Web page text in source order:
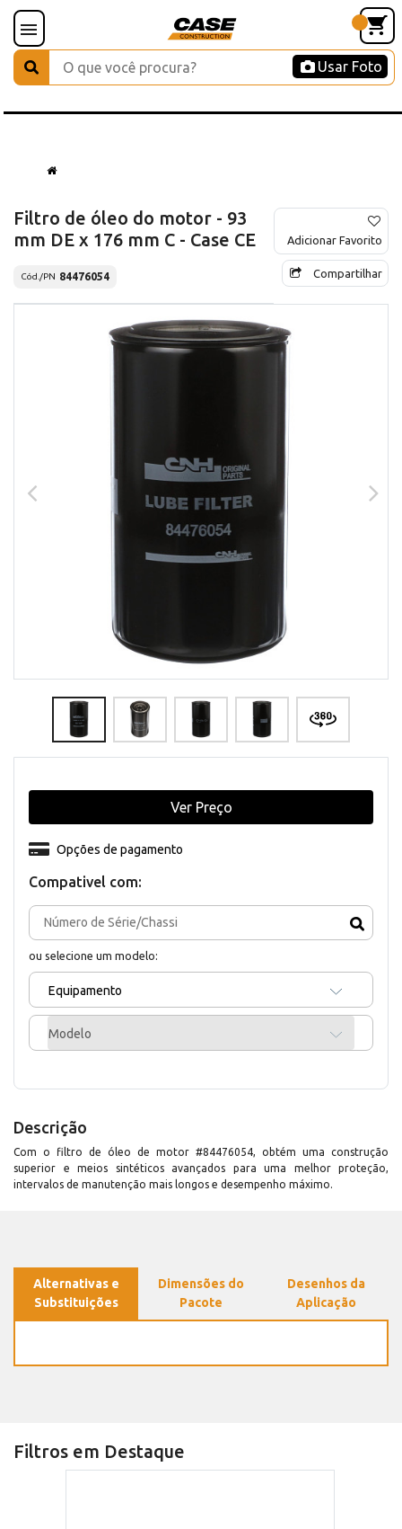
Usar Foto
Filtro de óleo do motor - 93
mm DE x 176 mm C - Case CE
Cód./PN 84476054
Adicionar Favorito
Compartilhar
Compativel com:
ou selecione um modelo:
Equipamento
Modelo
Opções de pagamento
Ver Preço
Descrição
Com o filtro de óleo de motor #84476054, obtém uma construção
superior e meios sintéticos avançados para uma melhor proteção,
intervalos de manutenção mais longos e desempenho máximo.
Alternativas e
Substituições
Dimensões do
Pacote
Desenhos da
Aplicação
Filtros em Destaque